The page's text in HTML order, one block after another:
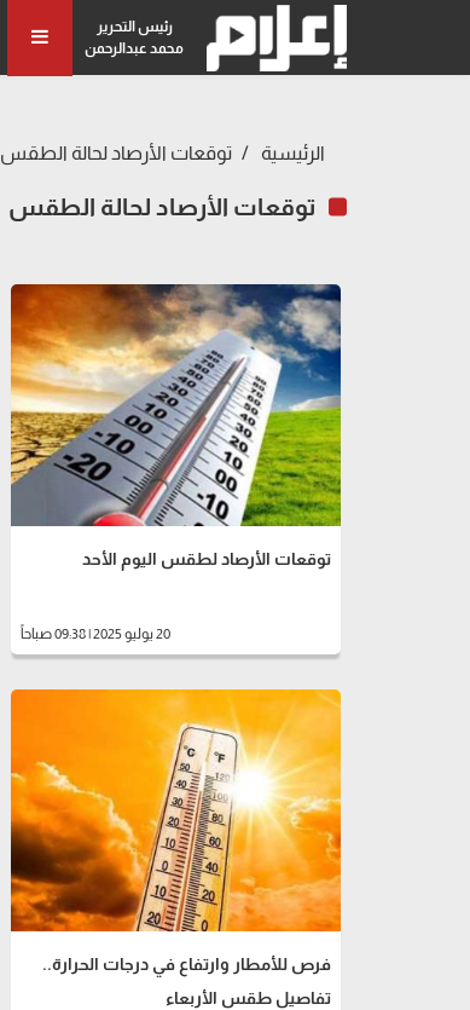
رئيس التحرير
محمد عبدالرحمن
الرئيسية توقعات الأرصاد لحالة الطقس
توقعات الأرصاد لحالة الطقس
توقعات الأرصاد لطقس اليوم الأحد
20 يوليو 2025 | 09:38 صباحاً
فرص للأمطار وارتفاع في درجات الحرارة..
تفاصيل طقس الأربعاء